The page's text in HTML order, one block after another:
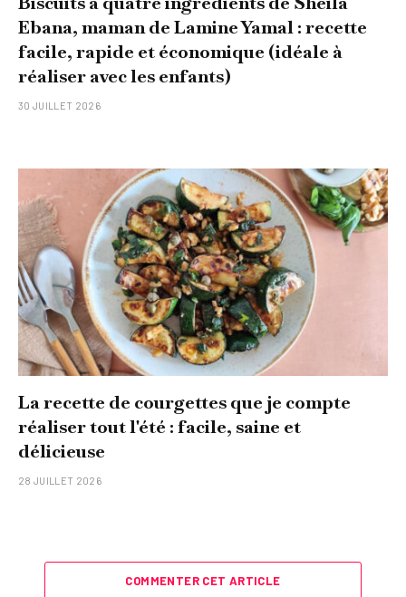
Ebana, maman de Lamine Yamal : recette
facile, rapide et économique (idéale à
réaliser avec les enfants)
30 JUILLET 2026
La recette de courgettes que je compte
réaliser tout l'été : facile, saine et
délicieuse
28 JUILLET 2026
COMMENTER CET ARTICLE